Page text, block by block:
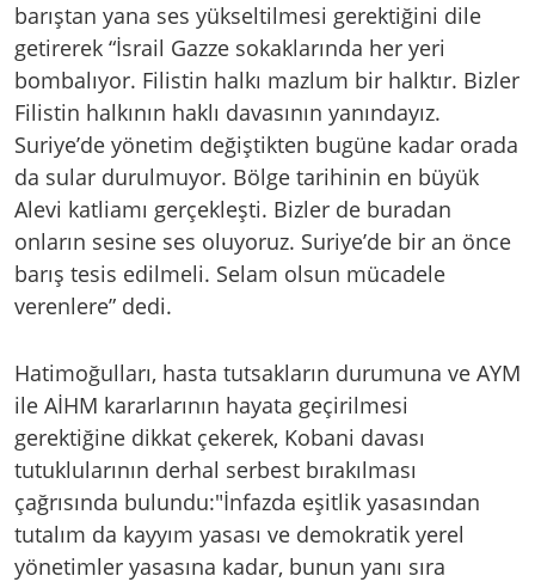
barıştan yana ses yükseltilmesi gerektiğini dile
getirerek “İsrail Gazze sokaklarında her yeri
bombalıyor. Filistin halkı mazlum bir halktır. Bizler
Filistin halkının haklı davasının yanındayız.
Suriye’de yönetim değiştikten bugüne kadar orada
da sular durulmuyor. Bölge tarihinin en büyük
Alevi katliamı gerçekleşti. Bizler de buradan
onların sesine ses oluyoruz. Suriye’de bir an önce
barış tesis edilmeli. Selam olsun mücadele
verenlere” dedi.
Hatimoğulları, hasta tutsakların durumuna ve AYM
ile AİHM kararlarının hayata geçirilmesi
gerektiğine dikkat çekerek, Kobani davası
tutuklularının derhal serbest bırakılması
çağrısında bulundu:"İnfazda eşitlik yasasından
tutalım da kayyım yasası ve demokratik yerel
yönetimler yasasına kadar, bunun yanı sıra